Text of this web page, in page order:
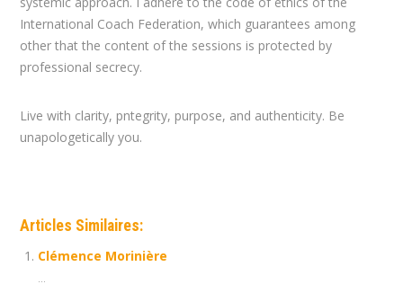
International Coach Federation, which guarantees among
other that the content of the sessions is protected by
professional secrecy.
Live with clarity, pntegrity, purpose, and authenticity. Be
unapologetically you.
Articles Similaires:
Clémence Morinière
...